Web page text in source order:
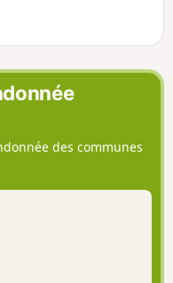
des
sur la
le Mont
Pic de
des communes